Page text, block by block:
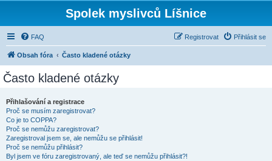
Spolek myslivců Líšnice
FAQ Přihlásit se
Registrovat
Obsah fóra Často kladené otázky
Často kladené otázky
Přihlašování a registrace
Proč se musím zaregistrovat?
Co je to COPPA?
Proč se nemůžu zaregistrovat?
Zaregistroval jsem se, ale nemůžu se přihlásit!
Proč se nemůžu přihlásit?
Byl jsem ve fóru zaregistrovaný, ale teď se nemůžu přihlásit?!